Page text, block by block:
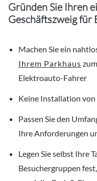
Gründen Sie Ihren
Geschäftszweig
Machen Sie ein
Ihrem Parkhaus
Elektroauto-Fahrer
Keine Installation
Passen Sie den
Ihre Anforderungen
Legen Sie selbst Ihre
Besuchergruppen